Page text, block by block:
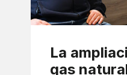
La
gas